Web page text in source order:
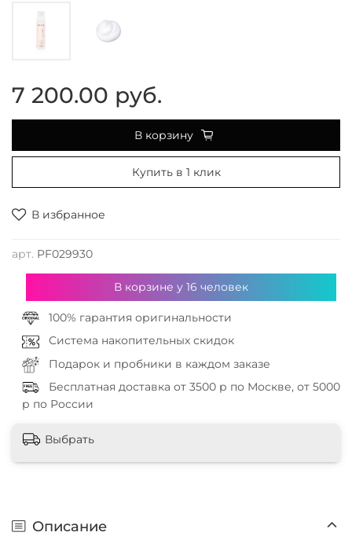
В избранное
арт. PF029930
7 200.00 руб.
В корзину
Купить в 1 клик
В корзине у 16 человек
100% гарантия оригинальности
Система накопительных скидок
Подарок и пробники в каждом заказе
Бесплатная доставка от 3500 р по Москве, от 5000
р по России
Выбрать
Описание